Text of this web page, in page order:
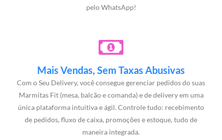
pelo WhatsApp!
Mais Vendas, Sem Taxas Abusivas
Com o Seu Delivery, você consegue gerenciar pedidos do suas
Marmitas Fit (mesa, balcão e comanda) e de delivery em uma
única plataforma intuitiva e ágil. Controle tudo: recebimento
de pedidos, fluxo de caixa, promoções e estoque, tudo de
maneira integrada.